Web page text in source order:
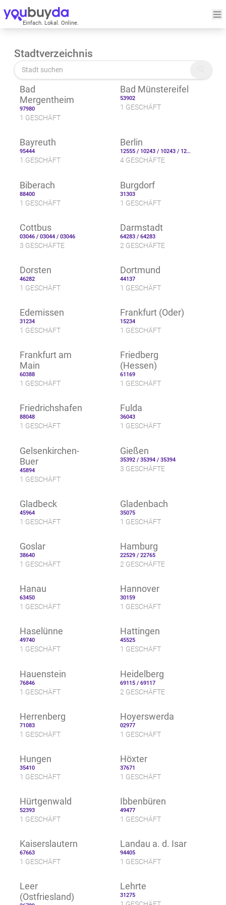
Einfach. Lokal. Online.
Stadtverzeichnis
Bad
Mergentheim
97980
1 GESCHÄFT
Bad Münstereifel
53902
1 GESCHÄFT
Bayreuth
95444
1 GESCHÄFT
Berlin
12555 / 10243 / 10243 / 12555
4 GESCHÄFTE
Biberach
88400
1 GESCHÄFT
Burgdorf
31303
1 GESCHÄFT
Cottbus
03046 / 03044 / 03046
3 GESCHÄFTE
Darmstadt
64283 / 64283
2 GESCHÄFTE
Dorsten
46282
1 GESCHÄFT
Dortmund
44137
1 GESCHÄFT
Edemissen
31234
1 GESCHÄFT
Frankfurt (Oder)
15234
1 GESCHÄFT
Frankfurt am
Main
60388
1 GESCHÄFT
Friedberg
(Hessen)
61169
1 GESCHÄFT
Friedrichshafen
88048
1 GESCHÄFT
Fulda
36043
1 GESCHÄFT
Gelsenkirchen-
Buer
45894
1 GESCHÄFT
Gießen
35392 / 35394 / 35394
3 GESCHÄFTE
Gladbeck
45964
1 GESCHÄFT
Gladenbach
35075
1 GESCHÄFT
Goslar
38640
1 GESCHÄFT
Hamburg
22529 / 22765
2 GESCHÄFTE
Hanau
63450
1 GESCHÄFT
Hannover
30159
1 GESCHÄFT
Haselünne
49740
1 GESCHÄFT
Hattingen
45525
1 GESCHÄFT
Hauenstein
76846
1 GESCHÄFT
Heidelberg
69115 / 69117
2 GESCHÄFTE
Herrenberg
71083
1 GESCHÄFT
Hoyerswerda
02977
1 GESCHÄFT
Hungen
35410
1 GESCHÄFT
Höxter
37671
1 GESCHÄFT
Hürtgenwald
52393
1 GESCHÄFT
Ibbenbüren
49477
1 GESCHÄFT
Kaiserslautern
67663
1 GESCHÄFT
Landau a. d. Isar
94405
1 GESCHÄFT
Leer
(Ostfriesland)
Lehrte
31275